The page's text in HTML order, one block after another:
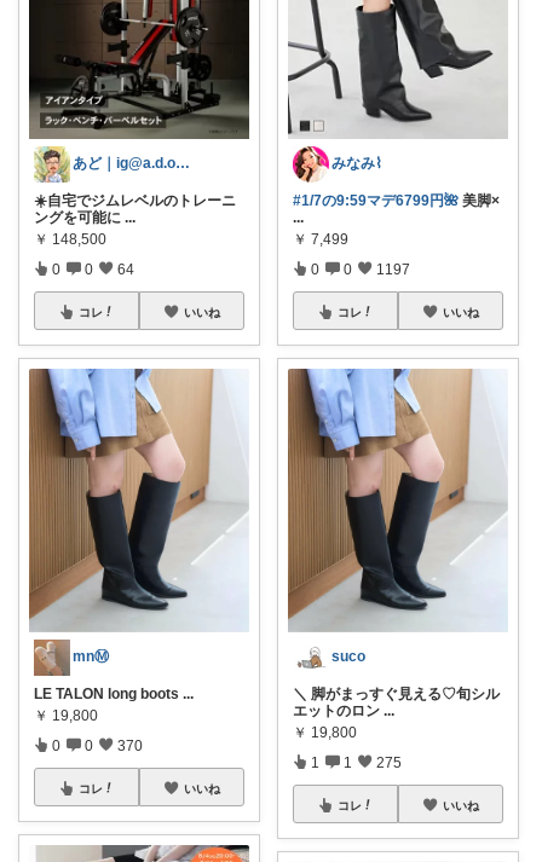
あど｜ig@a.d.o_protein
☀️自宅でジムレベルのトレーニ
ングを可能に ...
￥ 148,500
0 0 64
コレ いいね
mnⓂ︎
LE TALON long boots ...
￥ 19,800
0 0 370
コレ いいね
みなみ⌇
#1/7の9:59マデ6799円🌺 美脚×
...
￥ 7,499
0 0 1197
コレ いいね
suco
＼ 脚がまっすぐ見える♡旬シル
エットのロン ...
￥ 19,800
1 1 275
コレ いいね